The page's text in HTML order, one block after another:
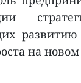
развитию
на новом